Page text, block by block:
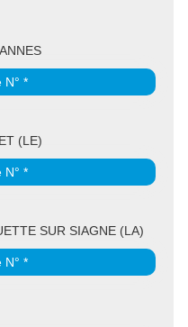
N° *
(LE)
N° *
SUR SIAGNE (LA)
N° *